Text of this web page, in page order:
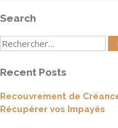
Search
Rechercher
Recent Posts
Recouvrement de
Récupérer vos Impayés